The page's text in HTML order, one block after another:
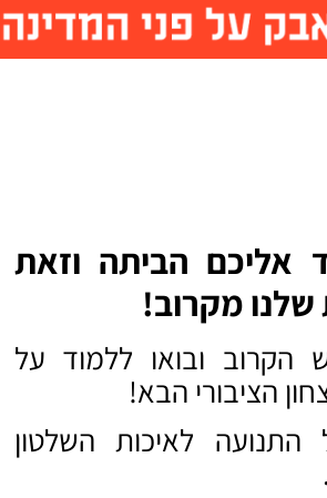
אליכם הביתה וזאת
מקרוב!
ובואו ללמוד על
הציבורי הבא!
התנועה לאיכות השלטון